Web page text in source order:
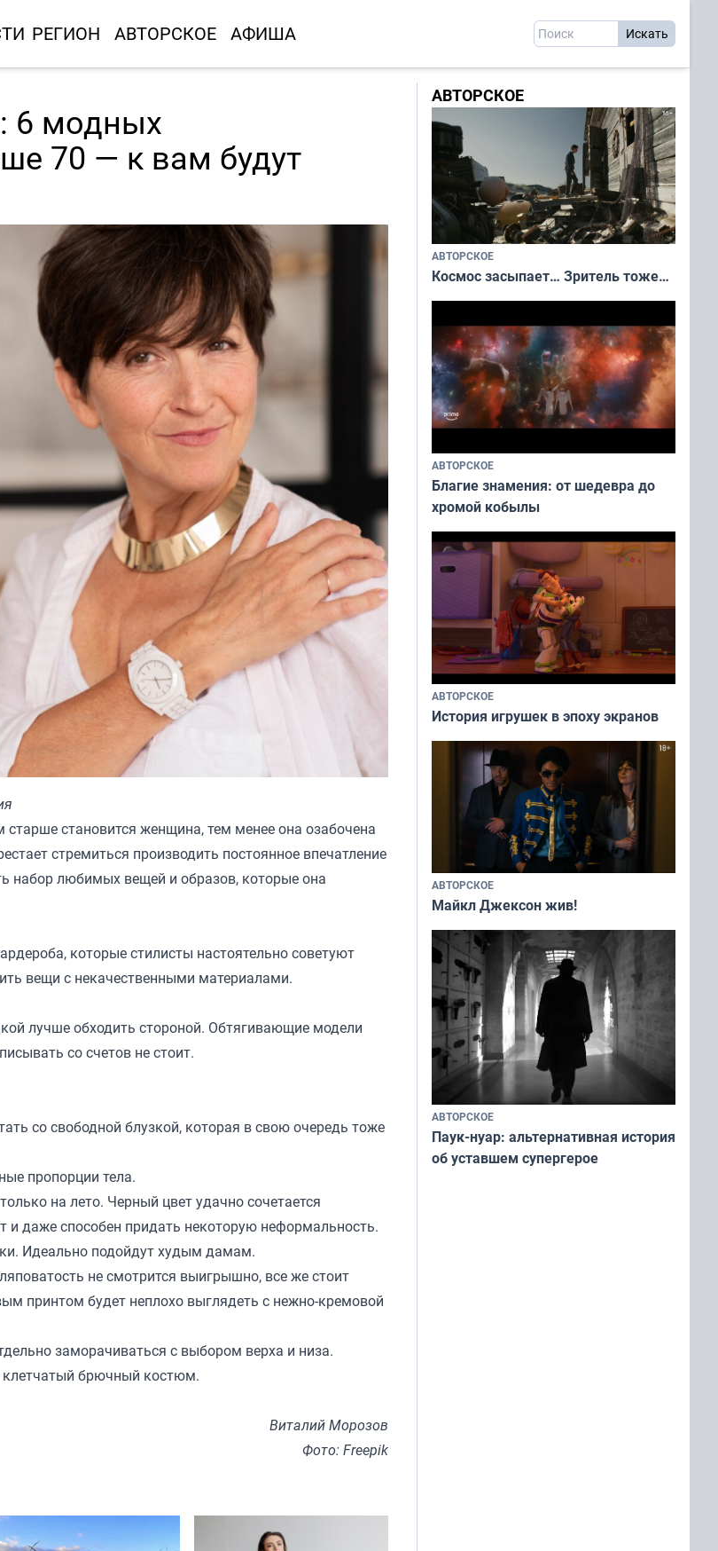
РЕГИОН АВТОРСКОЕ АФИША
6 модных
70 — к вам будут
становится женщина, тем менее она озабочена
стремиться производить постоянное впечатление
набор любимых вещей и образов, которые она
которые стилисты настоятельно советуют
вещи с некачественными материалами.
лучше обходить стороной. Обтягивающие модели
со счетов не стоит.
со свободной блузкой, которая в свою очередь тоже
пропорции тела.
на лето. Черный цвет удачно сочетается
даже способен придать некоторую неформальность.
Идеально подойдут худым дамам.
не смотрится выигрышно, все же стоит
принтом будет неплохо выглядеть с нежно-кремовой
заморачиваться с выбором верха и низа.
брючный костюм.
Виталий Морозов
Фото: Freepik
АВТОРСКОЕ
АВТОРСКОЕ
Космос засыпает… Зритель тоже…
АВТОРСКОЕ
Благие знамения: от шедевра до
хромой кобылы
АВТОРСКОЕ
История игрушек в эпоху экранов
АВТОРСКОЕ
Майкл Джексон жив!
АВТОРСКОЕ
Паук-нуар: альтернативная история
об уставшем супергерое